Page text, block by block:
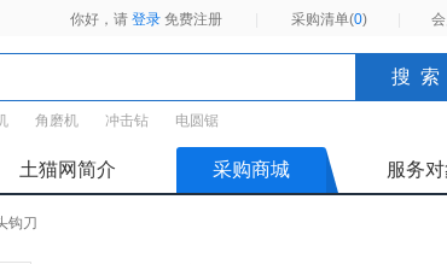
你好，请 登录 免费注册 采购清单(0)
角磨机 冲击钻 电圆锯
土猫网简介 采购商城 服务对
钩刀